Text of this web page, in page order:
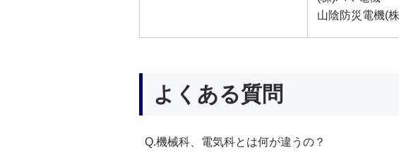
山陰防災電機(
よくある質問
Q.機械科、電気科とは何が違うの？